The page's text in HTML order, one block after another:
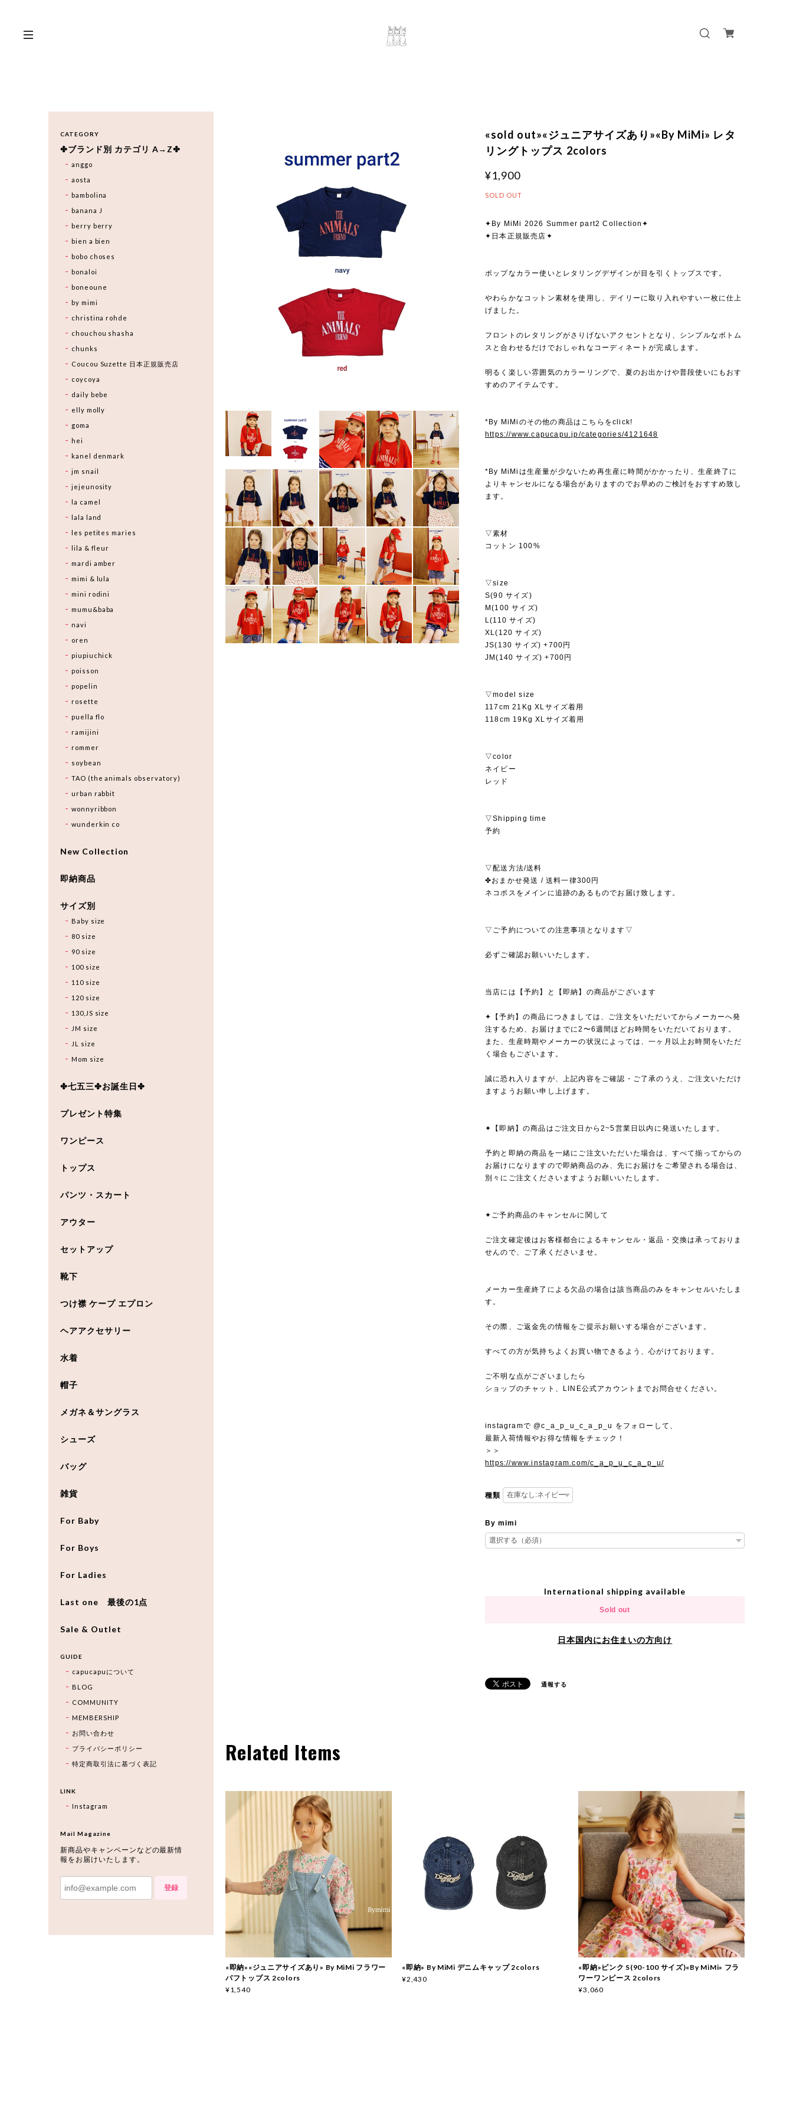
«sold out»«ジュニアサイズあり»«By MiMi» レタ
リングトップス 2colors
¥1,900
SOLD OUT
✦By MiMi 2026 Summer part2 Collection✦
✦日本正規販売店✦
ポップなカラー使いとレタリングデザインが目を引くトップスです。
やわらかなコットン素材を使用し、デイリーに取り入れやすい一枚に仕上
げました。
フロントのレタリングがさりげないアクセントとなり、シンプルなボトム
スと合わせるだけでおしゃれなコーディネートが完成します。
明るく楽しい雰囲気のカラーリングで、夏のお出かけや普段使いにもおす
すめのアイテムです。
*By MiMiのその他の商品はこちらをclick!
https://www.capucapu.jp/categories/4121648
*By MiMiは生産量が少ないため再生産に時間がかかったり、生産終了に
よりキャンセルになる場合がありますのでお早めのご検討をおすすめ致し
ます。
▽素材
コットン 100%
▽size
S(90 サイズ)
M(100 サイズ)
L(110 サイズ)
XL(120 サイズ)
JS(130 サイズ) +700円
JM(140 サイズ) +700円
▽model size
117cm 21Kg XLサイズ着用
118cm 19Kg XLサイズ着用
▽color
ネイビー
レッド
▽Shipping time
予約
▽配送方法/送料
✤おまかせ発送 / 送料一律300円
ネコポスをメインに追跡のあるものでお届け致します。
▽ご予約についての注意事項となります▽
必ずご確認お願いいたします。
当店には【予約】と【即納】の商品がございます
✦【予約】の商品につきましては、ご注文をいただいてからメーカーへ発
注するため、お届けまでに2〜6週間ほどお時間をいただいております。
また、生産時期やメーカーの状況によっては、一ヶ月以上お時間をいただ
く場合もございます。
誠に恐れ入りますが、上記内容をご確認・ご了承のうえ、ご注文いただけ
ますようお願い申し上げます。
✦【即納】の商品はご注文日から2~5営業日以内に発送いたします。
予約と即納の商品を一緒にご注文いただいた場合は、すべて揃ってからの
お届けになりますので即納商品のみ、先にお届けをご希望される場合は、
別々にご注文くださいますようお願いいたします。
✦ご予約商品のキャンセルに関して
ご注文確定後はお客様都合によるキャンセル・返品・交換は承っておりま
せんので、ご了承くださいませ。
メーカー生産終了による欠品の場合は該当商品のみをキャンセルいたしま
す。
その際、ご返金先の情報をご提示お願いする場合がございます。
すべての方が気持ちよくお買い物できるよう、心がけております。
ご不明な点がございましたら
ショップのチャット、LINE公式アカウントまでお問合せください。
instagramで @c_a_p_u_c_a_p_u をフォローして、
最新入荷情報やお得な情報をチェック！
＞＞
https://www.instagram.com/c_a_p_u_c_a_p_u/
種類
By mimi
International shipping available
Sold out
日本国内にお住まいの方向け
通報する
Related Items
«即納»«ジュニアサイズあり» By MiMi フラワー
パフトップス 2colors
¥1,540
«即納» By MiMi デニムキャップ 2colors
¥2,430
«即納»ピンク S(90-100 サイズ)«By MiMi» フラ
ワーワンピース 2colors
¥3,060
CATEGORY
✤ブランド別 カテゴリ A→Z✤
anggo
aosta
bambolina
banana J
berry berry
bien a bien
bobo choses
bonaloi
boneoune
by mimi
christina rohde
chouchou shasha
chunks
Coucou Suzette 日本正規販売店
coycoya
daily bebe
elly molly
goma
hei
kanel denmark
jm snail
jejeunosity
la camel
lala land
les petites maries
lila & fleur
mardi amber
mimi & lula
mini rodini
mumu&baba
navi
oren
piupiuchick
poisson
popelin
rosette
puella flo
ramijini
rommer
soybean
TAO (the animals observatory)
urban rabbit
wonnyribbon
wunderkin co
New Collection
即納商品
サイズ別
Baby size
80 size
90 size
100 size
110 size
120 size
130,JS size
JM size
JL size
Mom size
✤七五三✤お誕生日✤
プレゼント特集
ワンピース
トップス
パンツ・スカート
アウター
セットアップ
靴下
つけ襟 ケープ エプロン
ヘアアクセサリー
水着
帽子
メガネ＆サングラス
シューズ
バッグ
雑貨
For Baby
For Boys
For Ladies
Last one 最後の1点
Sale & Outlet
GUIDE
capucapuについて
BLOG
COMMUNITY
MEMBERSHIP
お問い合わせ
プライバシーポリシー
特定商取引法に基づく表記
LINK
Instagram
Mail Magazine
新商品やキャンペーンなどの最新情
報をお届けいたします。
登録